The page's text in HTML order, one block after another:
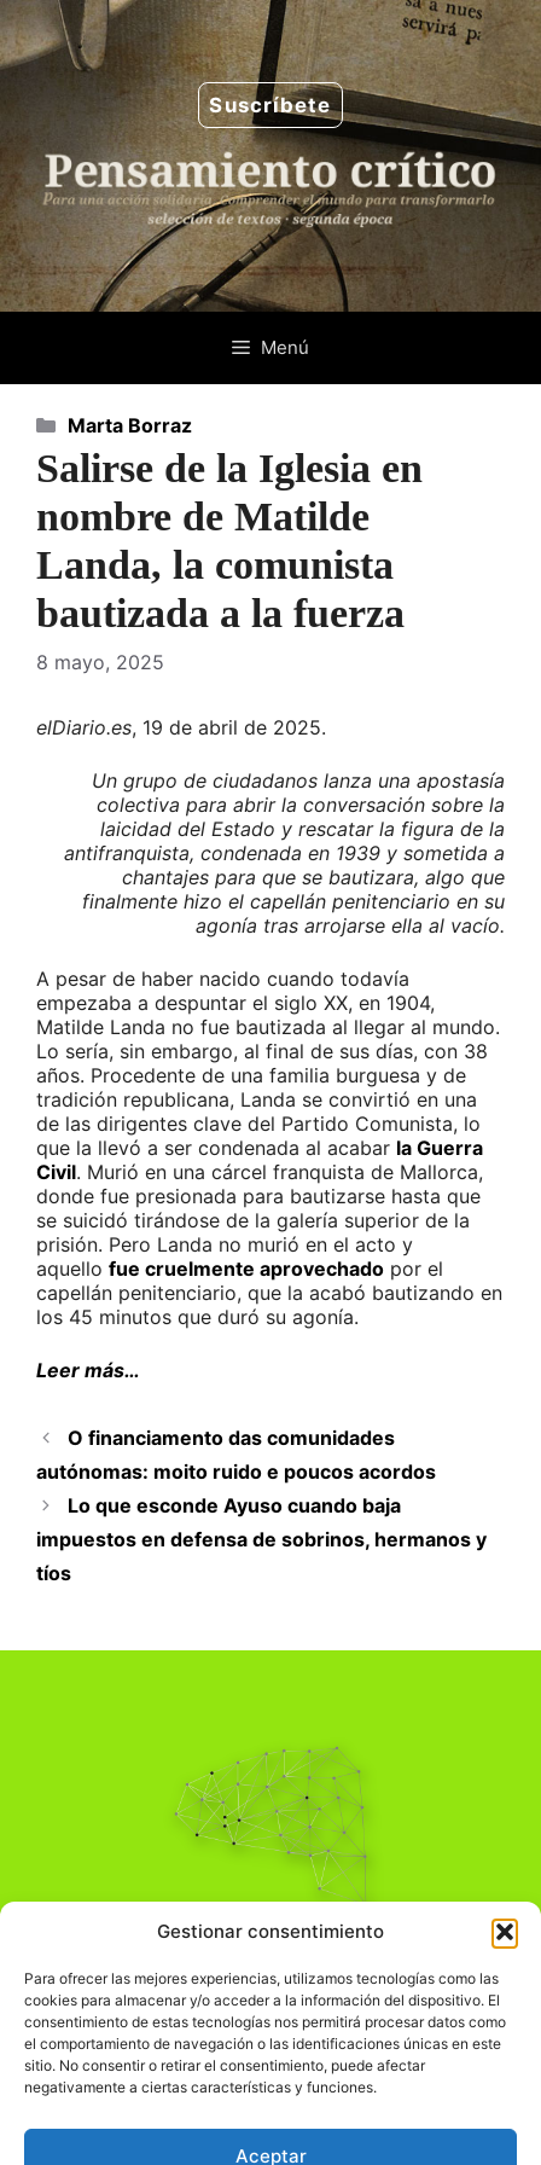
Gestionar consentimiento
Para ofrecer las mejores experiencias, utilizamos tecnologías como las
cookies para almacenar y/o acceder a la información del dispositivo. El
consentimiento de estas tecnologías nos permitirá procesar datos como
el comportamiento de navegación o las identificaciones únicas en este
sitio. No consentir o retirar el consentimiento, puede afectar
negativamente a ciertas características y funciones.
Aceptar
Saltar
al
contenido
Suscríbete
Menú
Salirse de la Iglesia en
nombre de Matilde
Landa, la comunista
bautizada a la fuerza
8 mayo, 2025
elDiario.es, 19 de abril de 2025.
Un grupo de ciudadanos lanza una apostasía
colectiva para abrir la conversación sobre la
laicidad del Estado y rescatar la figura de la
antifranquista, condenada en 1939 y sometida a
chantajes para que se bautizara, algo que
finalmente hizo el capellán penitenciario en su
agonía tras arrojarse ella al vacío.
A pesar de haber nacido cuando todavía
empezaba a despuntar el siglo XX, en 1904,
Matilde Landa no fue bautizada al llegar al mundo.
Lo sería, sin embargo, al final de sus días, con 38
años. Procedente de una familia burguesa y de
tradición republicana, Landa se convirtió en una
de las dirigentes clave del Partido Comunista, lo
que la llevó a ser condenada al acabar la Guerra
Civil. Murió en una cárcel franquista de Mallorca,
donde fue presionada para bautizarse hasta que
se suicidó tirándose de la galería superior de la
prisión. Pero Landa no murió en el acto y
aquello fue cruelmente aprovechado por el
capellán penitenciario, que la acabó bautizando en
los 45 minutos que duró su agonía.
Leer más…
Categorías
Marta Borraz
O financiamento das comunidades
autónomas: moito ruido e poucos acordos
Lo que esconde Ayuso cuando baja
impuestos en defensa de sobrinos, hermanos y
tíos
Pensamiento Crítico
Comprender el mundo para transformarlo.
Información Legal
჻Política de privacidad
Política de cookies